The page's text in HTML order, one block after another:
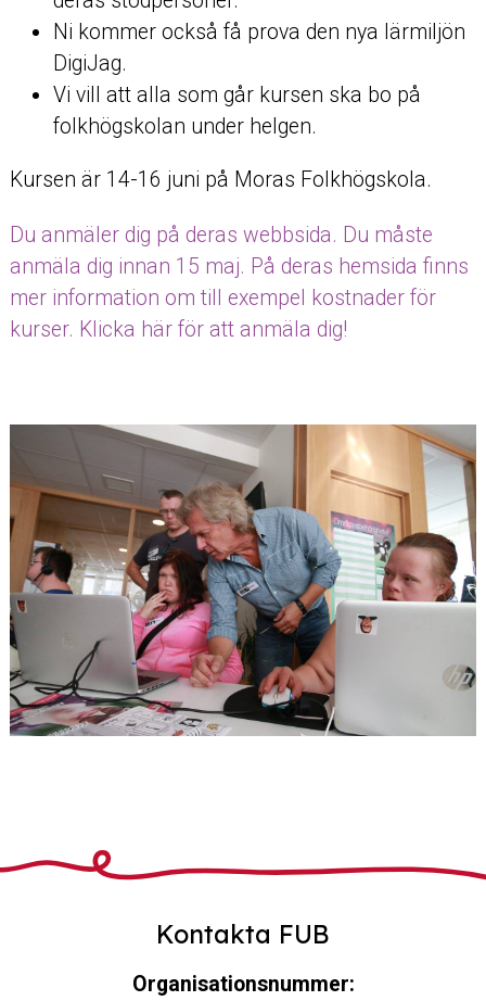
Ni kommer också få prova den nya lärmiljön
DigiJag.
Vi vill att alla som går kursen ska bo på
folkhögskolan under helgen.
Kursen är 14-16 juni på Moras Folkhögskola.
Du anmäler dig på deras webbsida. Du måste
anmäla dig innan 15 maj. På deras hemsida finns
mer information om till exempel kostnader för
kurser. Klicka här för att anmäla dig!
Kontakta FUB
Organisationsnummer: